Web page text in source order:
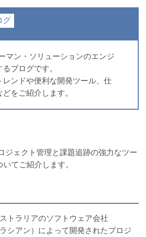
グ
マン・ソリューションのエンジ
ブログです。
レンドや便利な開発ツール、仕
をご紹介します。
ジェクト管理と課題追跡の強力なツー
てご紹介します。
トラリアのソフトウェア会社
シアン）によって開発されたプロジ